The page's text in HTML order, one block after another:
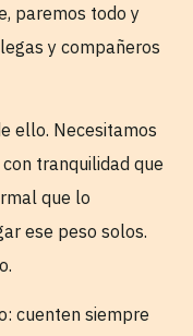
paremos todo y
y compañeros
ello. Necesitamos
tranquilidad que
que lo
ese peso solos.
cuenten siempre